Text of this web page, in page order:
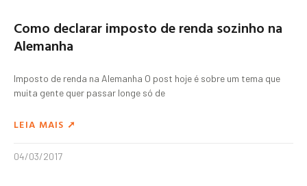
Como declarar imposto de renda sozinho na
Alemanha
Imposto de renda na Alemanha O post hoje é sobre um tema que
muita gente quer passar longe só de
LEIA MAIS ➚
04/03/2017